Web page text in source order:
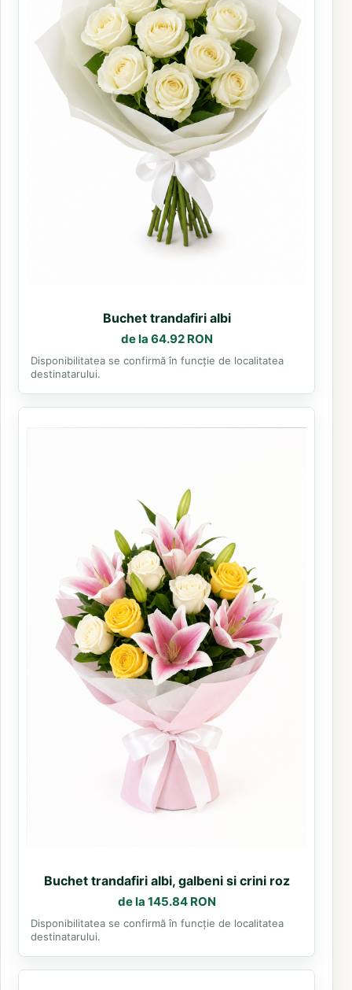
Buchet trandafiri albi
de la 64.92 RON
Disponibilitatea se confirmă în funcție de localitatea
destinatarului.
Buchet trandafiri albi, galbeni si crini roz
de la 145.84 RON
Disponibilitatea se confirmă în funcție de localitatea
destinatarului.